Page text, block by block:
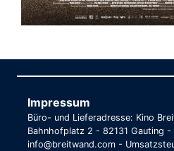
Impressum
Büro- und Lieferadresse: Kino
Bahnhofplatz 2 - 82131 Gauting
info@breitwand.com -